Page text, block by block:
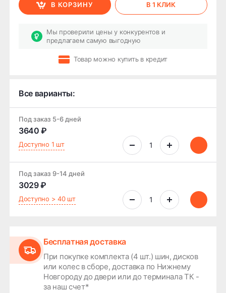
В КОРЗИНУ В 1 КЛИК
Мы проверили цены у конкурентов и
предлагаем самую выгодную
Товар можно купить в кредит
Все варианты:
Под заказ 5-6 дней
3640 ₽
Доступно 1 шт
Под заказ 9-14 дней
3029 ₽
Доступно > 40 шт
Бесплатная доставка
При покупке комплекта (4 шт.) шин, дисков
или колес в сборе, доставка по Нижнему
Новгороду до двери или до терминала ТК -
за наш счет*